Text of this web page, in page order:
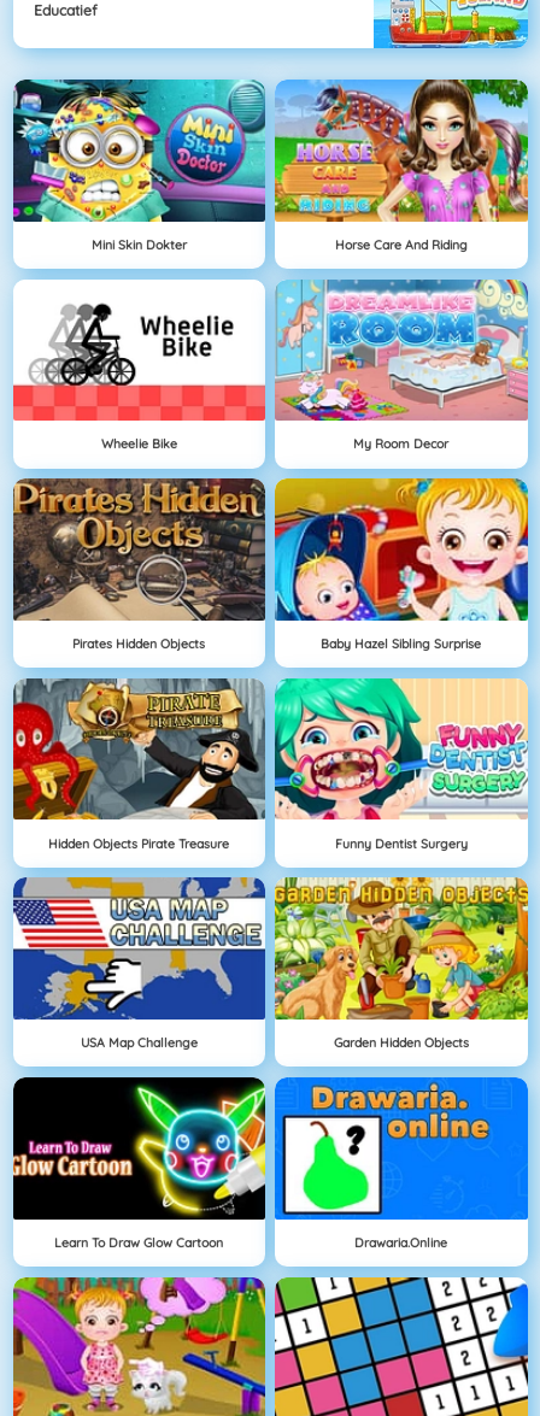
Educatief
Mini Skin Dokter Horse Care And Riding
Wheelie Bike My Room Decor
Pirates Hidden Objects Baby Hazel Sibling Surprise
Hidden Objects Pirate Treasure Funny Dentist Surgery
USA Map Challenge Garden Hidden Objects
Learn To Draw Glow Cartoon Drawaria.online